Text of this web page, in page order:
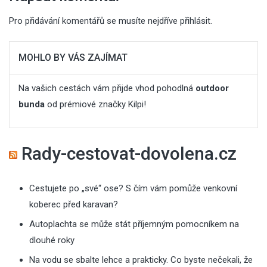
Pro přidávání komentářů se musíte nejdříve přihlásit
MOHLO BY VÁS ZAJÍMAT
Na vašich cestách vám přijde vhod pohodlná outdoor
bunda od prémiové značky Kilpi!
Rady-cestovat-dovolena.cz
Cestujete po „své“ ose? S čím vám pomůže venkovní
koberec před karavan?
Autoplachta se může stát příjemným pomocníkem na
dlouhé roky
Na vodu se sbalte lehce a prakticky. Co byste nečekali, že